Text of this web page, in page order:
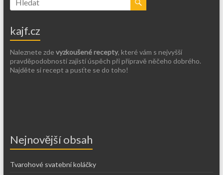
kajf.cz
Naleznete zde vyzkoušené recepty, které vám s nejvyšší
pravděpodobností zajistí úspěch při přípravě něčeho dobrého.
Najděte si recept a pusťte se do toho!
Nejnovější obsah
Tvarohové svatební koláčky